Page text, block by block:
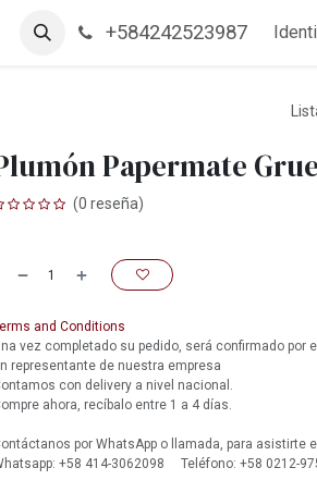
Empleos +584242523987
Papermate
(0 reseña)
and Conditions
vez completado su pedido, será confirmado por
representante de nuestra empresa
con delivery a nivel nacional.
ahora, recíbalo entre 1 a 4 días.
por WhatsApp o llamada, para asistirte
+58 414-3062098 Teléfono: +58 0212-